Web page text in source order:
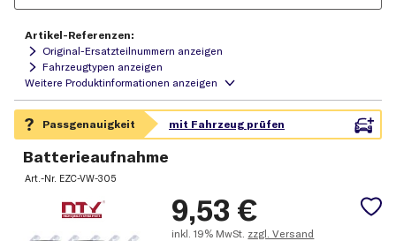
Artikel-Referenzen:
Original-Ersatzteilnummern anzeigen
Fahrzeugtypen anzeigen
Batterieaufnahme
Art.-Nr. EZC-VW-305
9,53 €
inkl. 19% MwSt. zzgl. Versand